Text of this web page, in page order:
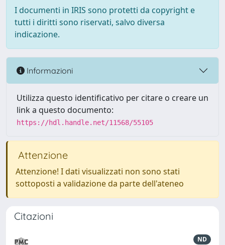
I documenti in IRIS sono protetti da copyright e
tutti i diritti sono riservati, salvo diversa
indicazione.
Informazioni
Utilizza questo identificativo per citare o creare un
link a questo documento:
https://hdl.handle.net/11568/55105
Attenzione
Attenzione! I dati visualizzati non sono stati
sottoposti a validazione da parte dell'ateneo
Citazioni
ND